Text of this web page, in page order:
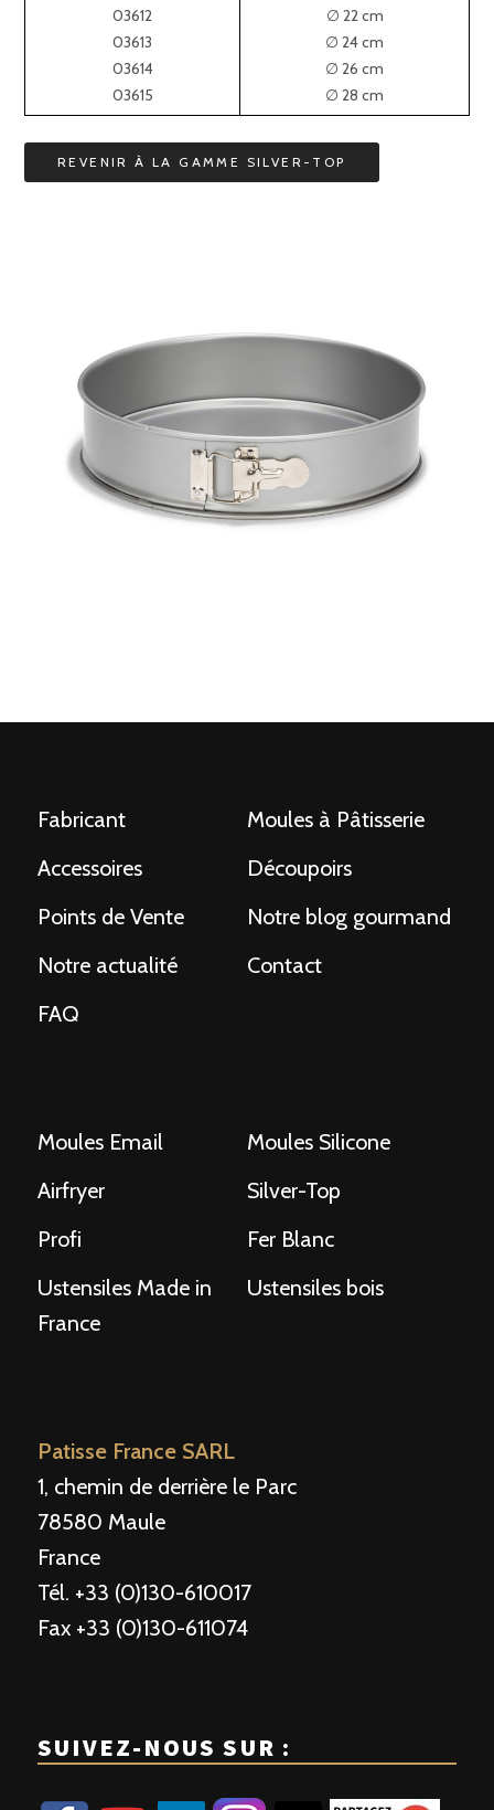
03612
03613
03614
03615
∅ 22 cm
∅ 24 cm
∅ 26 cm
∅ 28 cm
Fabricant
Moules à Pâtisserie
Accessoires
Découpoirs
Points de Vente
Notre blog gourmand
Notre actualité
Contact
FAQ
Moules Email
Moules Silicone
Airfryer
Silver-Top
Profi
Fer Blanc
Ustensiles Made in
France
Ustensiles bois
Patisse France SARL
1, chemin de derrière le Parc
78580 Maule
France
Tél. +33 (0)130-610017
Fax +33 (0)130-611074
SUIVEZ-NOUS SUR :